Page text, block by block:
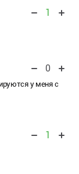
1
0
у меня с
1